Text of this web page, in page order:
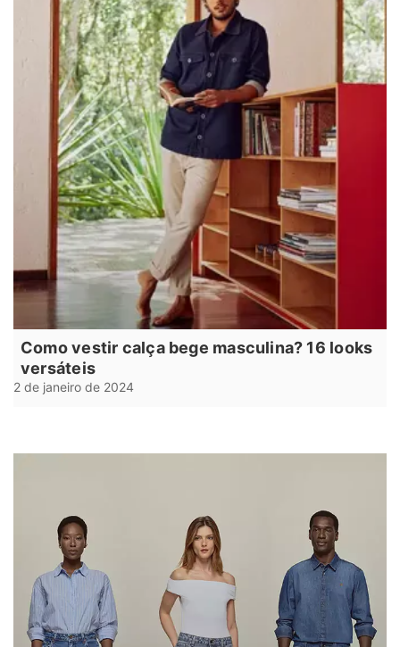
Como vestir calça bege masculina? 16 looks
versáteis
2 de janeiro de 2024